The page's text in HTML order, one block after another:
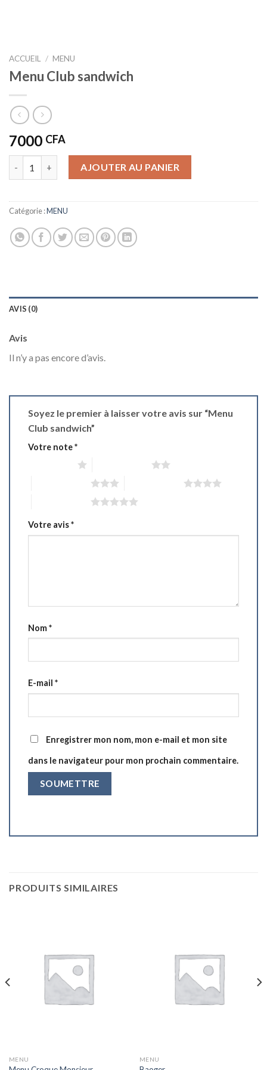
ACCUEIL / MENU
Menu Club sandwich
7000 CFA
quantité de Menu Club sandwich
AJOUTER AU PANIER
Catégorie :MENU
AVIS (0)
Avis
Il n’y a pas encore d’avis.
Soyez le premier à laisser votre avis sur “Menu
Club sandwich”
Votre note*
Votre avis*
Nom*
E-mail *
Enregistrer mon nom, mon e-mail et mon site
dans le navigateur pour mon prochain commentaire.
PRODUITS SIMILAIRES
MENU MENU